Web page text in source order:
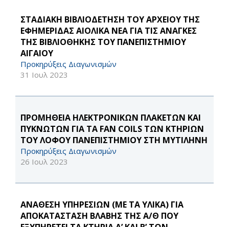
ΣΤΑΔΙΑΚΗ ΒΙΒΛΙΟΔΕΤΗΣΗ ΤΟΥ ΑΡΧΕΙΟΥ ΤΗΣ
ΕΦΗΜΕΡΙΔΑΣ ΑΙΟΛΙΚΑ ΝΕΑ ΓΙΑ ΤΙΣ ΑΝΑΓΚΕΣ
ΤΗΣ ΒΙΒΛΙΟΘΗΚΗΣ ΤΟΥ ΠΑΝΕΠΙΣΤΗΜΙΟΥ
ΑΙΓΑΙΟΥ
Προκηρύξεις Διαγωνισμών
31 Ιουλ 2023
ΠΡΟΜΗΘΕΙΑ ΗΛΕΚΤΡΟΝΙΚΩΝ ΠΛΑΚΕΤΩΝ ΚΑΙ
ΠΥΚΝΩΤΩΝ ΓΙΑ ΤΑ FAN COILS ΤΩΝ ΚΤΗΡΙΩΝ
ΤΟΥ ΛΟΦΟΥ ΠΑΝΕΠΙΣΤΗΜΙΟΥ ΣΤΗ ΜΥΤΙΛΗΝΗ
Προκηρύξεις Διαγωνισμών
26 Ιουλ 2023
ΑΝΑΘΕΣΗ ΥΠΗΡΕΣΙΩΝ (ΜΕ ΤΑ ΥΛΙΚΑ) ΓΙΑ
ΑΠΟΚΑΤΑΣΤΑΣΗ ΒΛΑΒΗΣ ΤΗΣ Α/Θ ΠΟΥ